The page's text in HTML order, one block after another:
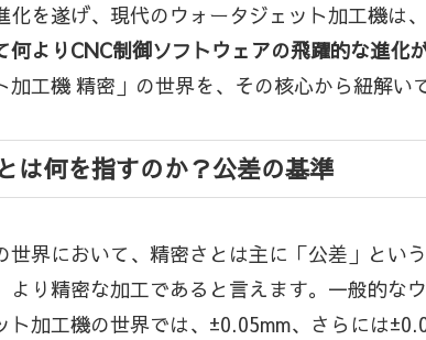
を遂げ、現代のウォータジェット加工機は
よりCNC制御ソフトウェアの飛躍的な進化
工機 精密」の世界を、その核心から紐解い
は何を指すのか？公差の基準
界において、精密さとは主に「公差」とい
り精密な加工であると言えます。一般的な
加工機の世界では、±0.05mm、さらには